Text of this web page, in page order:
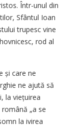
Într-unul din
Sfântul Ioan
trupesc vine
rod al
și care ne
ne ajută să
la viețuirea
„a se
la ivirea